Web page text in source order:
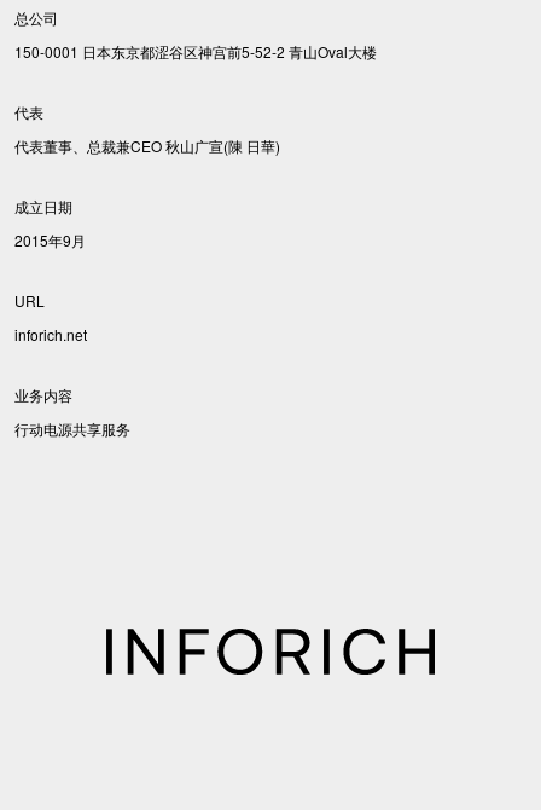
总公司
150-0001 日本东京都涩谷区神宫前5-52-2 青山Oval大楼
代表
代表董事、总裁兼CEO 秋山广宣(陳 日華)
成立日期
2015年9月
URL
inforich.net
业务内容
行动电源共享服务